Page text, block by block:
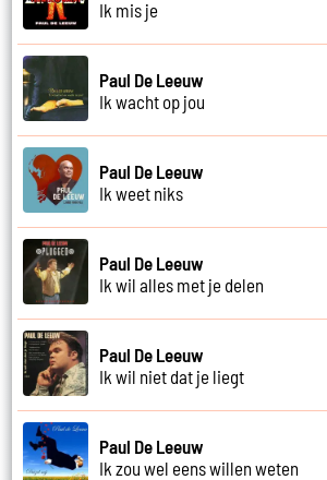
Ik mis je
Paul De Leeuw
Ik wacht op jou
Paul De Leeuw
Ik weet niks
Paul De Leeuw
Ik wil alles met je delen
Paul De Leeuw
Ik wil niet dat je liegt
Paul De Leeuw
Ik zou wel eens willen weten